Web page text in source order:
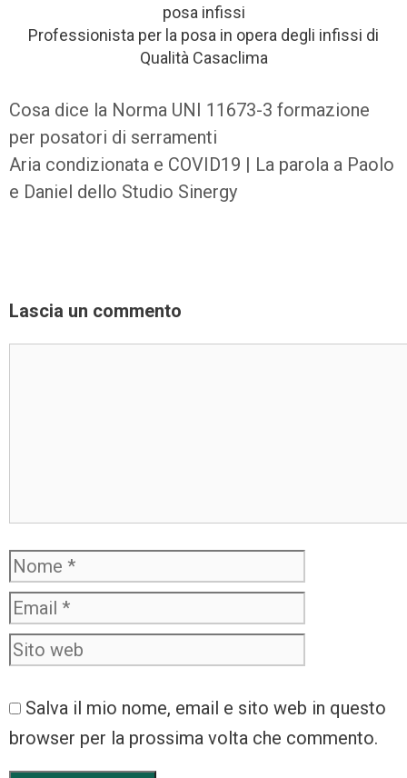
posa infissi
Professionista per la posa in opera degli infissi di
Qualità Casaclima
Cosa dice la Norma UNI 11673-3 formazione
per posatori di serramenti
Aria condizionata e COVID19 | La parola a Paolo
e Daniel dello Studio Sinergy
Lascia un commento
Salva il mio nome, email e sito web in questo
browser per la prossima volta che commento.